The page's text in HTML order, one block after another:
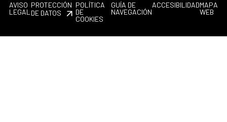
AVISO
LEGAL
PROTECCIÓN
DE DATOS
POLÍTICA
DE
COOKIES
GUÍA DE
NAVEGACIÓN
ACCESIBILIDADMAPA
WEB